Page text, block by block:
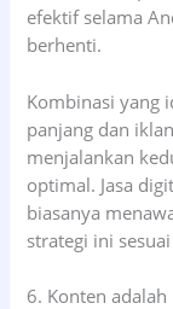
efektif selama
berhenti.
Kombinasi yang
panjang dan
menjalankan
optimal. Jasa
biasanya
strategi ini
6. Konten adalah